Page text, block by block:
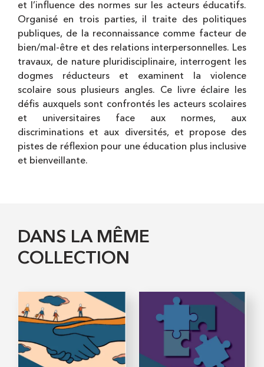
et l’influence des normes sur les acteurs éducatifs.
Organisé en trois parties, il traite des politiques
publiques, de la reconnaissance comme facteur de
bien/mal-être et des relations interpersonnelles. Les
travaux, de nature pluridisciplinaire, interrogent les
dogmes réducteurs et examinent la violence
scolaire sous plusieurs angles. Ce livre éclaire les
défis auxquels sont confrontés les acteurs scolaires
et universitaires face aux normes, aux
discriminations et aux diversités, et propose des
pistes de réflexion pour une éducation plus inclusive
et bienveillante.
DANS LA MÊME
COLLECTION